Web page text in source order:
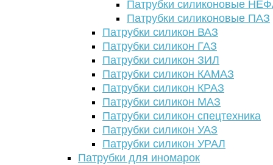
Патрубки силиконовые
Патрубки силиконовые ПАЗ
Патрубки силикон ВАЗ
Патрубки силикон ГАЗ
Патрубки силикон ЗИЛ
Патрубки силикон КАМАЗ
Патрубки силикон КРАЗ
Патрубки силикон МАЗ
Патрубки силикон спецтехника
Патрубки силикон УАЗ
Патрубки силикон УРАЛ
Патрубки для иномарок